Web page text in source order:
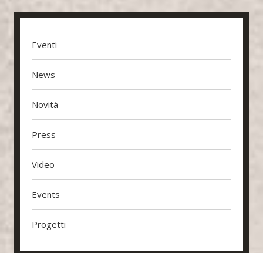
Eventi
News
Novità
Press
Video
Events
Progetti